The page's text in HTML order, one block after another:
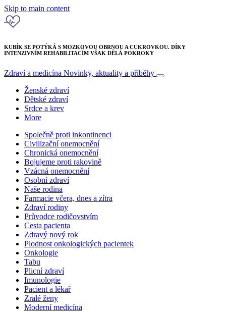
Skip to main content
KUBÍK SE POTÝKÁ S MOZKOVOU OBRNOU A CUKROVKOU. DÍKY
INTENZIVNÍM REHABILITACÍM VŠAK DĚLÁ POKROKY
Zdraví a medicína Novinky, aktuality a příběhy
Ženské zdraví
Dětské zdraví
Srdce a krev
More
Společně proti inkontinenci
Civilizační onemocnění
Chronická onemocnění
Bojujeme proti rakovině
Vzácná onemocnění
Osobní zdraví
Naše rodina
Farmacie včera, dnes a zítra
Zdraví rodiny
Průvodce rodičovstvím
Cesta pacienta
Zdravý nový rok
Plodnost onkologických pacientek
Onkologie
Tabu
Plicní zdraví
Imunologie
Pacient a lékař
Zralé ženy
Moderní medicína